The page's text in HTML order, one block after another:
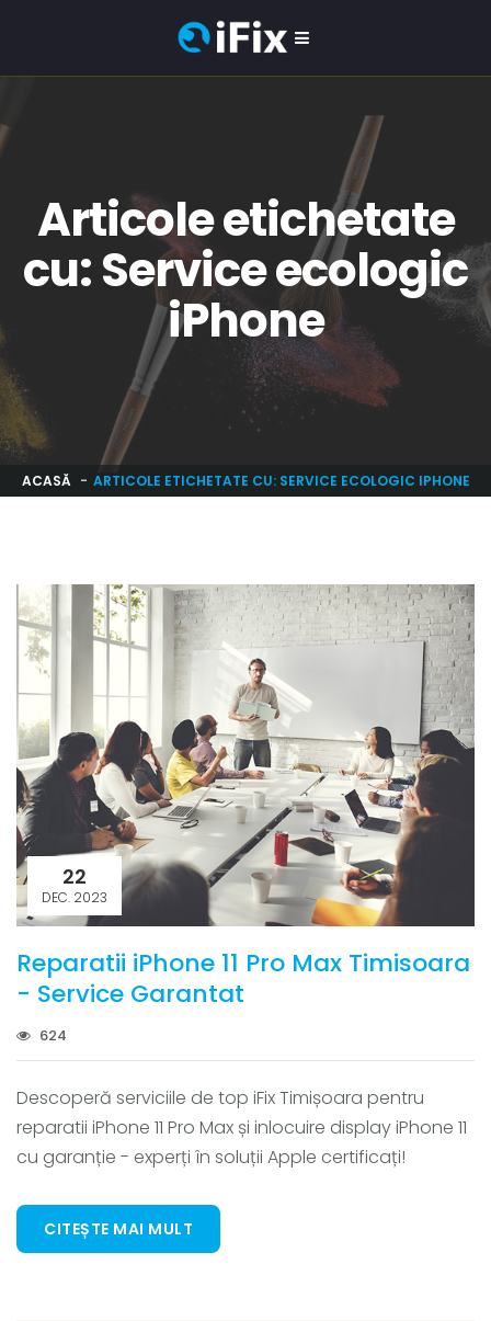
Articole etichetate
cu: Service ecologic
iPhone
ACASĂ ARTICOLE ETICHETATE CU: SERVICE ECOLOGIC IPHONE
22
DEC. 2023
Reparatii iPhone 11 Pro Max Timisoara
- Service Garantat
624
Descoperă serviciile de top iFix Timișoara pentru
reparatii iPhone 11 Pro Max și inlocuire display iPhone 11
cu garanție - experți în soluții Apple certificați!
CITEȘTE MAI MULT